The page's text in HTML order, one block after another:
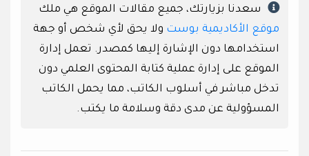
سعدنا بزيارتك، جميع مقالات الموقع هي ملك
موقع الأكاديمية بوست ولا يحق لأي شخص أو جهة
استخدامها دون الإشارة إليها كمصدر. تعمل إدارة
الموقع على إدارة عملية كتابة المحتوى العلمي دون
تدخل مباشر في أسلوب الكاتب، مما يحمل الكاتب
المسؤولية عن مدى دقة وسلامة ما يكتب.